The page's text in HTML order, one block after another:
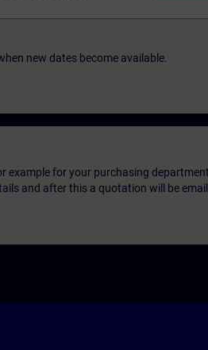
new dates become available.
for your purchasing
and after this a quotation will be